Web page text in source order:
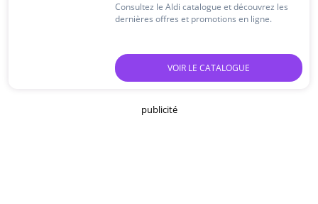
Consultez le Aldi catalogue et découvrez les
dernières offres et promotions en ligne.
VOIR LE CATALOGUE
publicité